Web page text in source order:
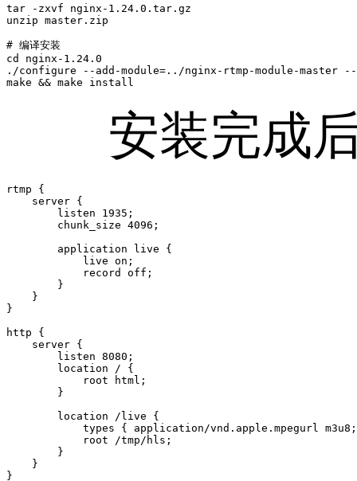
tar -zxvf nginx-1.24.0.tar.gz
unzip master.zip
# 编译安装
cd nginx-1.24.0
./configure --add-module=../nginx-rtmp-module-master
安装完成后
rtmp {
    server {
        listen 1935;
        chunk_size 4096;
        application live {
            live on;
            record off;
        }
    }
}
http {
    server {
        listen 8080;
        location / {
            root html;
        }
        location /live {
types { application/vnd.apple.mpegurl
            root /tmp/hls;
        }
    }